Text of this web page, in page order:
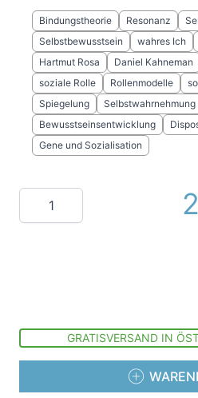
Bindungstheorie Resonanz
Selbstbewusstsein
wahres Ich
Hartmut Rosa
Daniel Kahneman
soziale Rolle
Rollenmodelle
Spiegelung
Selbstwahrnehmung
Bewusstseinsentwicklung
Gene und Sozialisation
Menge
GRATISVERSAND IN